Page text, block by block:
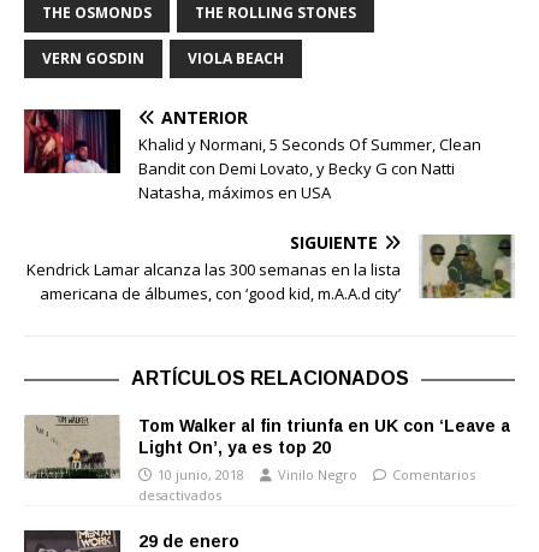
THE OSMONDS THE ROLLING STONES
VERN GOSDIN VIOLA BEACH
ANTERIOR
Khalid y Normani, 5 Seconds Of Summer, Clean
Bandit con Demi Lovato, y Becky G con Natti
Natasha, máximos en USA
SIGUIENTE
Kendrick Lamar alcanza las 300 semanas en la lista
americana de álbumes, con ‘good kid, m.A.A.d city’
ARTÍCULOS RELACIONADOS
Tom Walker al fin triunfa en UK con ‘Leave a
Light On’, ya es top 20
10 junio, 2018 Vinilo Negro
Comentarios
desactivados
29 de enero